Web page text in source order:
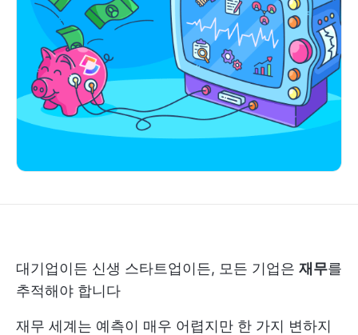
대기업이든 신생 스타트업이든, 모든 기업은 재무를
추적해야 합니다
재무 세계는 예측이 매우 어렵지만 한 가지 변하지